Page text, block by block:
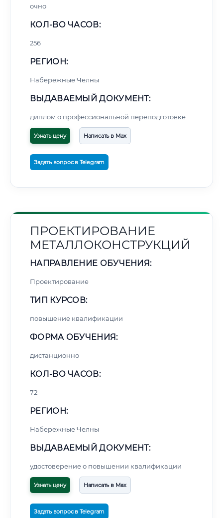
очно
КОЛ-ВО ЧАСОВ:
256
РЕГИОН:
Набережные Челны
ВЫДАВАЕМЫЙ ДОКУМЕНТ:
диплом о профессиональной переподготовке
Узнать цену Написать в Max
Задать вопрос в Telegram
ПРОЕКТИРОВАНИЕ
МЕТАЛЛОКОНСТРУКЦИЙ
НАПРАВЛЕНИЕ ОБУЧЕНИЯ:
Проектирование
ТИП КУРСОВ:
повышение квалификации
ФОРМА ОБУЧЕНИЯ:
дистанционно
КОЛ-ВО ЧАСОВ:
72
РЕГИОН:
Набережные Челны
ВЫДАВАЕМЫЙ ДОКУМЕНТ:
удостоверение о повышении квалификации
Узнать цену Написать в Max
Задать вопрос в Telegram